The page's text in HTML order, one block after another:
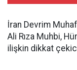
İran Devrim
Ali Rıza Muhbi,
ilişkin dikkat